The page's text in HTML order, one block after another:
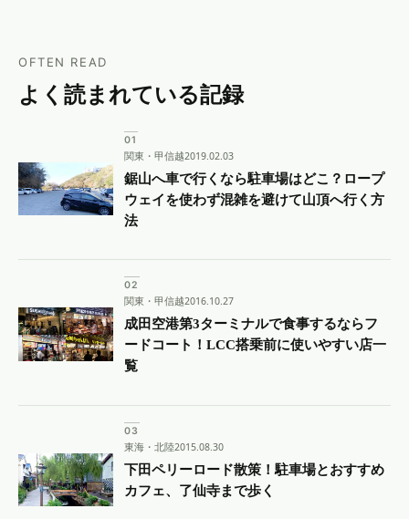
OFTEN READ
よく読まれている記録
関東・甲信越2019.02.03
鋸山へ車で行くなら駐車場はどこ？ロープ
ウェイを使わず混雑を避けて山頂へ行く方
法
関東・甲信越2016.10.27
成田空港第3ターミナルで食事するならフ
ードコート！LCC搭乗前に使いやすい店一
覧
東海・北陸2015.08.30
下田ペリーロード散策！駐車場とおすすめ
カフェ、了仙寺まで歩く